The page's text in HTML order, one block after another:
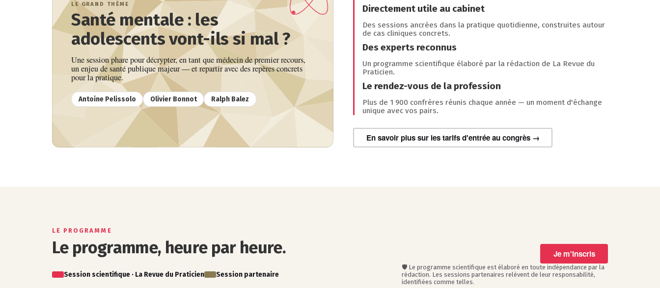
LE GRAND THÈME
Santé mentale : les
adolescents vont-ils si mal ?
Une session phare pour décrypter, en tant que médecin de premier recours,
un enjeu de santé publique majeur — et repartir avec des repères concrets
pour la pratique.
Antoine Pelissolo Olivier Bonnot Ralph Balez
Directement utile au cabinet
Des sessions ancrées dans la pratique quotidienne, construites autour
de cas cliniques concrets.
Des experts reconnus
Un programme scientifique élaboré par la rédaction de La Revue du
Praticien.
Le rendez-vous de la profession
Plus de 1 900 confrères réunis chaque année — un moment d'échange
unique avec vos pairs.
En savoir plus sur les tarifs d'entrée au congrès →
LE PROGRAMME
Le programme, heure par heure. Je m'inscris
Session scientifique · La Revue du Praticien Session partenaire
🛡️ Le programme scientifique est élaboré en toute indépendance par la
rédaction. Les sessions partenaires relèvent de leur responsabilité,
identifiées comme telles.